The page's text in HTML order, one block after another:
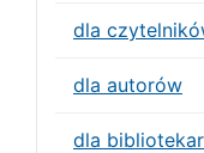
dla
dla autorów
dla